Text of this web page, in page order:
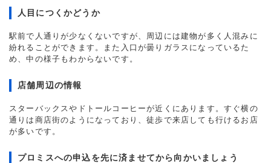
人目につくかどうか
駅前で人通りが少なくないですが、周辺には建物が多く人混みに
紛れることができます。また入口が曇りガラスになっているた
め、中の様子もわからないです。
店舗周辺の情報
スターバックスやドトールコーヒーが近くにあります。すぐ横の
通りは商店街のようになっており、徒歩で来店しても行けるお店
が多いです。
プロミスへの申込を先に済ませてから向かいましょう